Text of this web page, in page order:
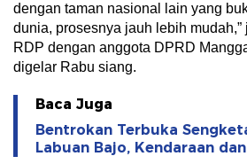
dengan taman nasional lain yang
dunia, prosesnya jauh lebih
RDP dengan anggota DPRD
digelar Rabu siang.
Baca Juga
Bentrokan Terbuka
Labuan Bajo, Kendaraan